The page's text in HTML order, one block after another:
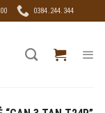
0384.244.344